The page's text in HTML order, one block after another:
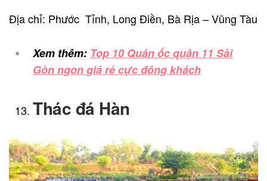
Địa chỉ: Phước Tỉnh, Long Điền, Bà Rịa – Vũng Tàu
Xem thêm: Top 10 Quán ốc quận 11 Sài
Gòn ngon giá rẻ cực đông khách
Thác đá Hàn